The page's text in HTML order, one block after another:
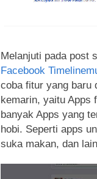
Melanjuti pada post
Facebook
coba fitur yang baru
kemarin, yaitu Apps
banyak Apps yang
hobi. Seperti apps
suka makan, dan